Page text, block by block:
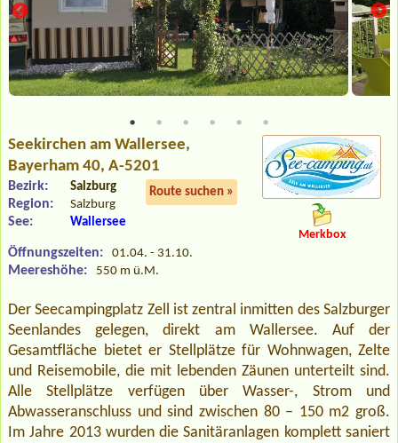
Seekirchen am Wallersee,
Bayerham 40, A-5201
Route suchen »
Bezirk: Salzburg
Region: Salzburg
See: Wallersee
Öffnungszeiten: 01.04. - 31.10.
Meereshöhe: 550 m ü.M.
Merkbox
Der Seecampingplatz Zell ist zentral inmitten des Salzburger
Seenlandes gelegen, direkt am Wallersee. Auf der
Gesamtfläche bietet er Stellplätze für Wohnwagen, Zelte
und Reisemobile, die mit lebenden Zäunen unterteilt sind.
Alle Stellplätze verfügen über Wasser-, Strom und
Abwasseranschluss und sind zwischen 80 – 150 m2 groß.
Im Jahre 2013 wurden die Sanitäranlagen komplett saniert